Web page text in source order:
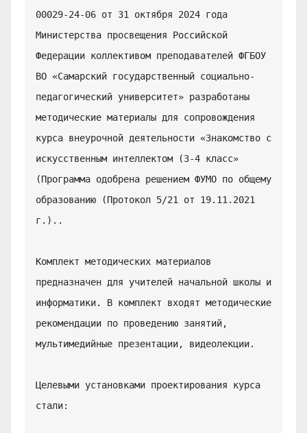
00029-24-06 от 31 октября 2024 года
Министерства просвещения Российской
Федерации коллективом преподавателей ФГБОУ
ВО «Самарский государственный социально-
педагогический университет» разработаны
методические материалы для сопровождения
курса внеурочной деятельности «Знакомство с
искусственным интеллектом (3-4 класс»
(Программа одобрена решением ФУМО по общему
образованию (Протокол 5/21 от 19.11.2021
г.)..
Комплект методических материалов
предназначен для учителей начальной школы и
информатики. В комплект входят методические
рекомендации по проведению занятий,
мультимедийные презентации, видеолекции.
Целевыми установками проектирования курса
стали: